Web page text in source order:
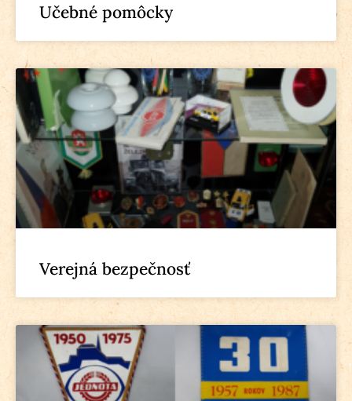
Učebné pomôcky
Verejná bezpečnosť